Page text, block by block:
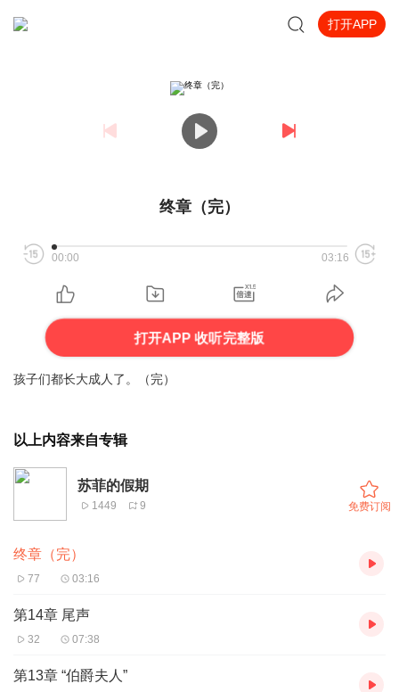
打开APP
终章（完）
00:00 03:16
打开APP 收听完整版
孩子们都长大成人了。（完）
以上内容来自专辑
苏菲的假期
1449 9 免费订阅
终章（完）
77 03:16
第14章 尾声
32 07:38
第13章 “伯爵夫人”